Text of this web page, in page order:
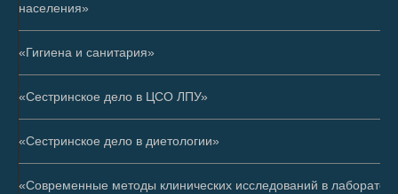
населения»
«Гигиена и санитария»
«Сестринское дело в ЦСО ЛПУ»
«Сестринское дело в диетологии»
«Современные методы клинических исследований в